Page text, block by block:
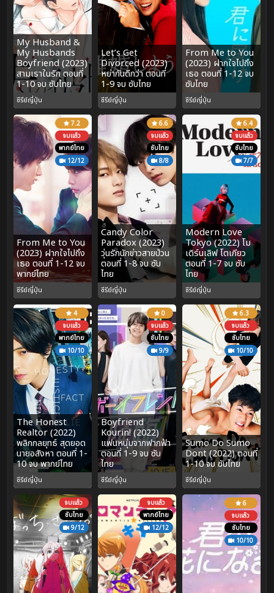
My Husband &
My Husbands
Boyfriend (2023)
สามเราในรัก ตอนที่
1-10 จบ ซับไทย
ซีรีย์ญี่ปุ่น
Let’s Get
Divorced (2023)
หย่ากันดีกว่า ตอนที่
1-9 จบ ซับไทย
ซีรีย์ญี่ปุ่น
From Me to You
(2023) ฝากใจไปถึง
เธอ ตอนที่ 1-12 จบ
ซับไทย
ซีรีย์ญี่ปุ่น
7.2
จบแล้ว
พากย์ไทย
12/12
From Me to You
(2023) ฝากใจไปถึง
เธอ ตอนที่ 1-12 จบ
พากย์ไทย
ซีรีย์ญี่ปุ่น
6.6
จบแล้ว
ซับไทย
8/8
Candy Color
Paradox (2023)
วุ่นรักนักข่าวสายป่วน
ตอนที่ 1-8 จบ ซับ
ไทย
ซีรีย์ญี่ปุ่น
6.4
จบแล้ว
ซับไทย
7/7
Modern Love
Tokyo (2022) โม
เดิร์นเลิฟ โตเกียว
ตอนที่ 1-7 จบ ซับ
ไทย
ซีรีย์ญี่ปุ่น
4
จบแล้ว
พากย์ไทย
10/10
The Honest
Realtor (2022)
พลิกกลยุทธ์ สุดยอด
นายอสังหา ตอนที่ 1-
10 จบ พากย์ไทย
ซีรีย์ญี่ปุ่น
0
จบแล้ว
ซับไทย
9/9
Boyfriend
Kourin! (2022)
แฟนหนุ่มจากฟากฟ้า
ตอนที่ 1-9 จบ ซับ
ไทย
ซีรีย์ญี่ปุ่น
6.3
จบแล้ว
ซับไทย
10/10
Sumo Do Sumo
Dont (2022) ตอนที่
1-10 จบ ซับไทย
ซีรีย์ญี่ปุ่น
จบแล้ว
ซับไทย
9/12
จบแล้ว
พากย์ไทย
12/12
6
จบแล้ว
ซับไทย
10/10